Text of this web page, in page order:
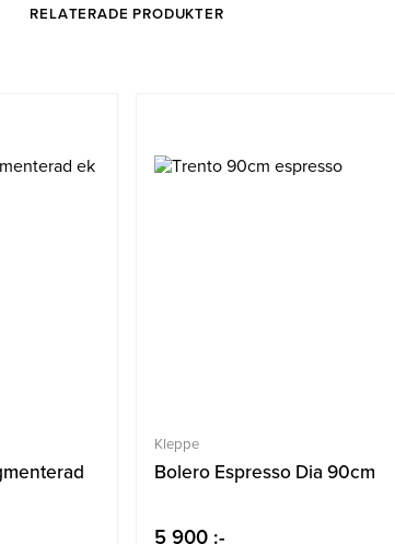
RELATERADE PRODUKTER
Kleppe
Bolero Espresso Dia 90cm
5 900 :-